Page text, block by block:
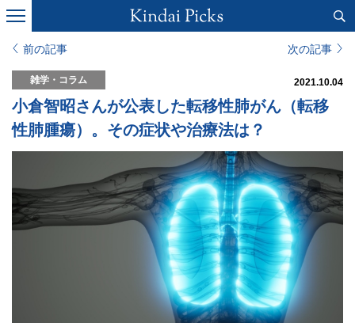
前の記事 次の記事
雑学・コラム 2021.10.04
小倉智昭さんが公表した転移性肺がん（転移
性肺腫瘍）。その症状や治療法は？